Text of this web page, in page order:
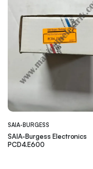
SAIA-BURGESS
SAIA-Burgess Electronics
PCD4.E600